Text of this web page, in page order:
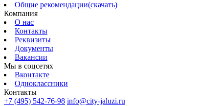
Общие рекомендации(скачать)
Компания
О нас
Контакты
Реквизиты
Документы
Вакансии
Мы в соцсетях
Вконтакте
Одноклассники
Контакты
+7 (495) 542-76-98 info@city-jaluzi.ru